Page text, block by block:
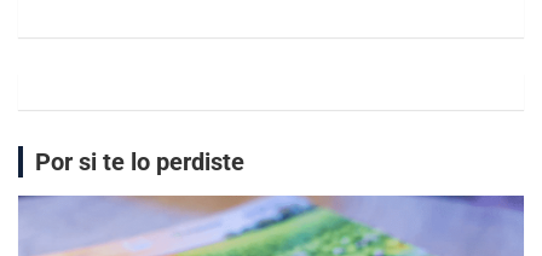
Por si te lo perdiste